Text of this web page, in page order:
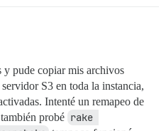
y pude copiar mis archivos
S3 en toda la instancia,
Intenté un remapeo de
probé rake